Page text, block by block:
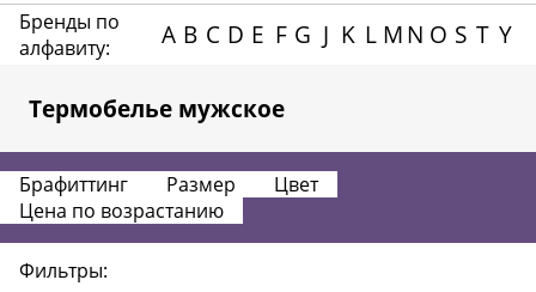
Бренды по
алфавиту:
A B C D E F G J K L MN O S T Y
Термобелье мужское
Брафиттинг Размер
Цвет
Цена по возрастанию
Фильтры: